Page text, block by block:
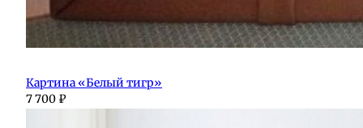
Картина «Белый тигр»
7 700 ₽